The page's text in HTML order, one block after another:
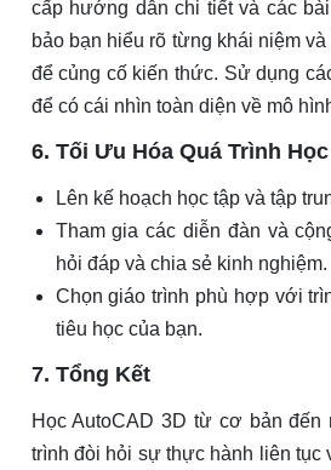
cấp hướng dẫn chi tiết và các
bảo bạn hiểu rõ từng khái niệm
để củng cố kiến thức. Sử dụng
để có cái nhìn toàn diện về mô
6. Tối Ưu Hóa Quá Trình
Lên kế hoạch học tập và tập
Tham gia các diễn đàn và
hỏi đáp và chia sẻ kinh nghiệm.
Chọn giáo trình phù hợp với
tiêu học của bạn.
7. Tổng Kết
Học AutoCAD 3D từ cơ bản đến
trình đòi hỏi sự thực hành liên tục